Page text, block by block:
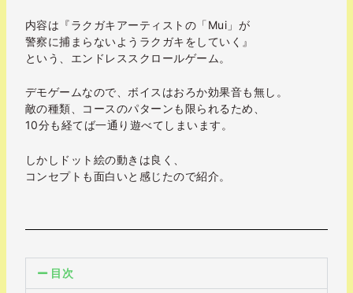
内容は『ラクガキアーティストの「Mui」が
警察に捕まらないようラクガキをしていく』
という、エンドレススクロールゲーム。
デモゲームなので、ボイスはおろか効果音も無し。
敵の種類、コースのパターンも限られるため、
10分も経てば一通り遊べてしまいます。
しかしドット絵の動きは良く、
コンセプトも面白いと感じたので紹介。
目次